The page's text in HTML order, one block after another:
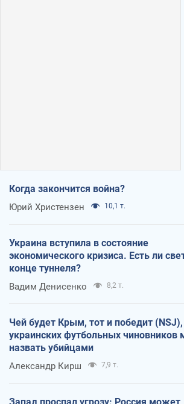
Когда закончится война?
Юрий Христензен 10,1 т.
Украина вступила в состояние
экономического кризиса. Есть ли
конце туннеля?
Вадим Денисенко 8,2 т.
Чей будет Крым, тот и победит (NSJ),
украинских футбольных чиновников
назвать убийцами
Александр Кирш 7,9 т.